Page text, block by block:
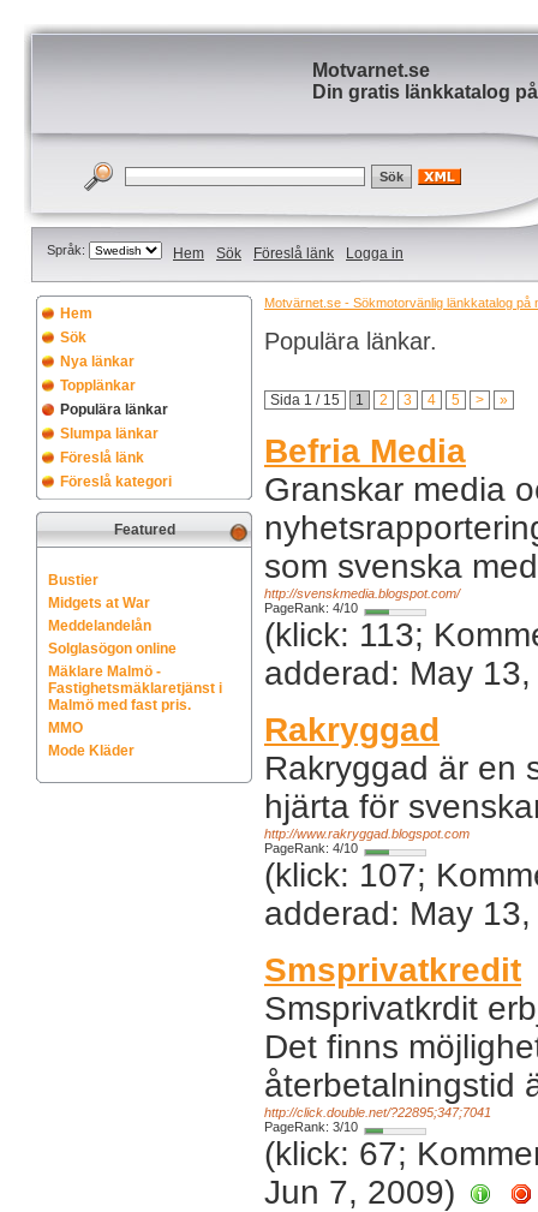
Motvarnet.se
Din gratis länkkatalog
Språk: Hem Sök Föreslå länk Logga in
Hem
Sök
Nya länkar
Topplänkar
Populära länkar
Slumpa länkar
Föreslå länk
Föreslå kategori
Featured
Bustier
Midgets at War
Meddelandelån
Solglasögon online
Mäklare Malmö -
Fastighetsmäklaretjänst i
Malmö med fast pris.
MMO
Mode Kläder
Motvärnet.se - Sökmotorvänlig länkkatalog på
Populära länkar.
Sida 1 / 15 1 2 3 4 5 > »
Befria Media
Granskar media
som svenska
http://svenskmedia.blogspot.com/
PageRank: 4/10
(klick: 113;
adderad: May
Rakryggad
Rakryggad är en
hjärta för
http://www.rakryggad.blogspot.com
PageRank: 4/10
(klick: 107;
adderad: May
Smsprivatkredit
Smsprivatkrdit
Det finns
återbetalningstid
http://click.double.net/?22895;347;7041
PageRank: 3/10
(klick: 67;
Jun 7, 2009)